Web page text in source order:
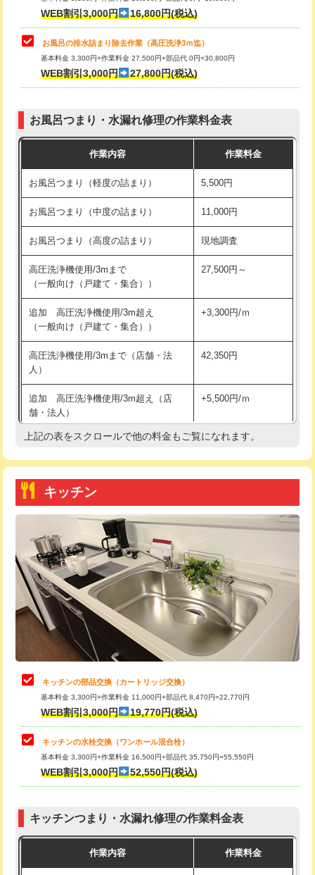
小便器トイレ脱着
その他部品の脱着 8,800円～
交換・取付（タンク）
交換・取付（普通便座） 11,000円+材料費
交換・取付（温水洗浄便座） 16,500円+材料費
交換・取付(単水栓（壁付・デッキ
式）)
13,200円+材料費
交換・取付(混合水栓（壁付・デッキ
式・ワンホール）)
16,500円+材料費
交換・取付(排水栓・排水トラップ
（P/S/ポップアップ））
22,000円+材料費
交換・取付（その他部品） 11,000円+材料費
持込商品取付（単水栓） 13,200円
持込商品取付（混合水栓）
持込商品取付（浄水器・分岐水栓） 16,500円
持込商品取付（温水洗浄便座） 22,000円
持込商品取付（普通便座⇔温水洗浄便
22,000円
給水管工事※（ホール加工)
給水管工事※（バンド止め) 3,300円
給水管工事※（支持金具設置) 5,500円
給水管工事※（保温材使用（バンド止
め込み）)
5,500円
給水管工事※（土の掘削・埋め戻し作
11,000円
給水管工事※（塩ビ管（VP・HI）使
用/3ｍまで)
給水管工事※（塩ビ管（VP・HI）使
用（追加）/3ｍ超え)
給水管工事※（ライニング鋼管・銅
管・ポリ管・HT管使用/3ｍまで)
44,000円
管・ポリ管・HT管使用/3ｍ超え)
排水管工事（土の掘削・埋め戻し作
11,000円~
WEB割引3,000円 16,800円(税込)
お風呂の排水詰まり除去作業（高圧洗浄3ｍ迄）
基本料金 3,300円+作業料金 27,500円+部品代 0円=30,800円
WEB割引3,000円 27,800円(税込)
お風呂つまり・水漏れ修理の作業料金表
作業内容 作業料金
お風呂つまり（軽度の詰まり） 5,500円
お風呂つまり（中度の詰まり） 11,000円
お風呂つまり（高度の詰まり） 現地調査
高圧洗浄機使用/3mまで
（一般向け（戸建て・集合））
27,500円～
追加 高圧洗浄機使用/3m超え
（一般向け（戸建て・集合））
+3,300円/ｍ
高圧洗浄機使用/3mまで（店舗・法
人）
42,350円
追加 高圧洗浄機使用/3m超え（店
舗・法人）
+5,500円/ｍ
高度高圧洗浄換 現地調査
トーラー機使用/3mまで
追加トーラー機使用/3m超え +3,300円
カメラ調査 33,000円
桝清掃 8,800円
止水・漏水調査・防水処理・清掃・修
理・調整・分解・加工など（軽作業）
11,000円
止水・漏水調査・防水処理・清掃・修
理・調整・分解・加工など（中作業）
22,000円
止水・漏水調査・防水処理・清掃・修
理・調整・分解・加工など（重作業）
33,000円
お風呂タンク脱着
その他部品の脱着
上記の表をスクロールで他の料金もご覧になれます。
キッチン
キッチンの部品交換（カートリッジ交換）
基本料金 3,300円+作業料金 11,000円+部品代 8,470円=22,770円
WEB割引3,000円 19,770円(税込)
キッチンの水栓交換（ワンホール混合栓）
基本料金 3,300円+作業料金 16,500円+部品代 35,750円=55,550円
WEB割引3,000円 52,550円(税込)
キッチンつまり・水漏れ修理の作業料金表
作業内容 作業料金